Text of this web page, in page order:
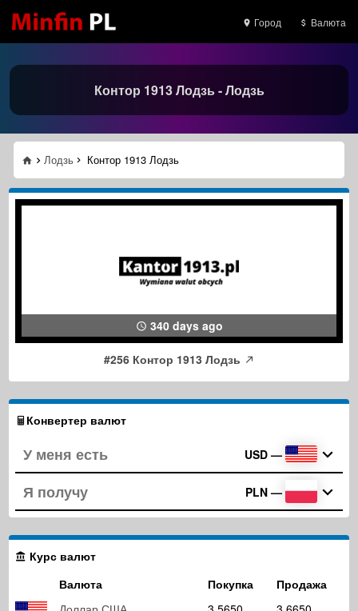
Город Валюта
Контор 1913 Лодзь - Лодзь
Лодзь Контор 1913 Лодзь
340 days ago
#256 Контор 1913 Лодзь
Конвертер валют
USD —
PLN —
Курс валют
Валюта
Покупка
Продажа